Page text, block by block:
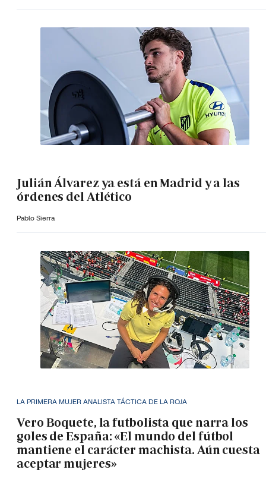
Julián Álvarez ya está en Madrid y a las
órdenes del Atlético
Pablo Sierra
LA PRIMERA MUJER ANALISTA TÁCTICA DE LA ROJA
Vero Boquete, la futbolista que narra los
goles de España: «El mundo del fútbol
mantiene el carácter machista. Aún cuesta
aceptar mujeres»